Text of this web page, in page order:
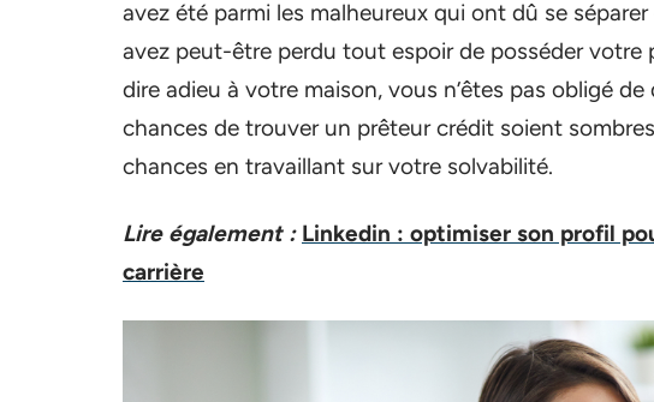
avez été parmi les malheureux qui ont dû se
avez peut-être perdu tout espoir de posséder votre
dire adieu à votre maison, vous n’êtes pas obligé
chances de trouver un prêteur crédit soient
chances en travaillant sur votre solvabilité.
Lire également : Linkedin : optimiser son profil
carrière